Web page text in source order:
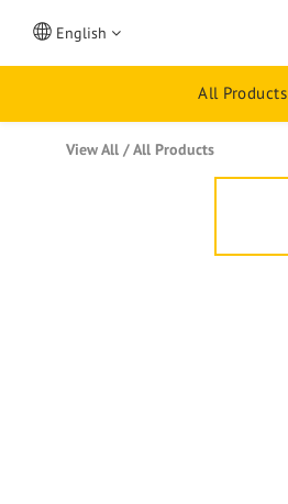
English
All Products
View All /All Products